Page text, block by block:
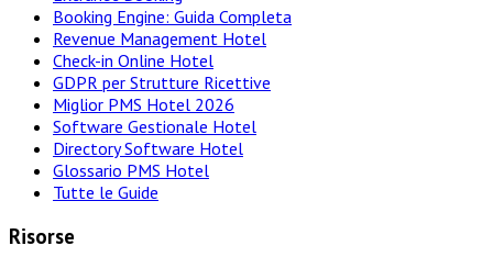
Booking Engine: Guida Completa
Revenue Management Hotel
Check-in Online Hotel
GDPR per Strutture Ricettive
Miglior PMS Hotel 2026
Software Gestionale Hotel
Directory Software Hotel
Glossario PMS Hotel
Tutte le Guide
Risorse